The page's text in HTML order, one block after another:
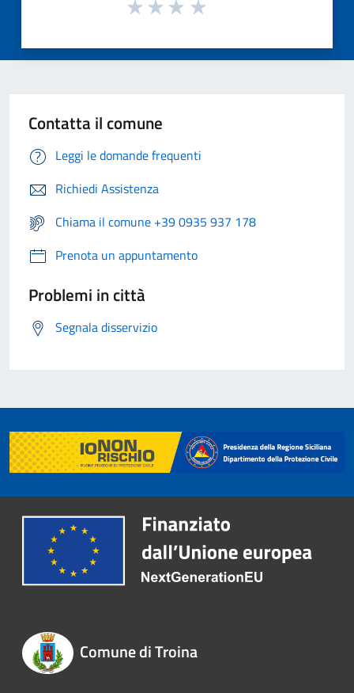
Contatta il comune
Leggi le domande frequenti
Richiedi Assistenza
Chiama il comune +39 0935 937 178
Prenota un appuntamento
Problemi in città
Segnala disservizio
Comune di Troina